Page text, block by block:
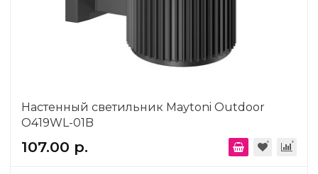
Настенный светильник Maytoni Outdoor
O419WL-01B
107.00 р.